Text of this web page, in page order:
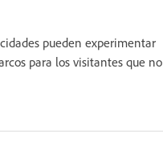
pueden experimentar
para los visitantes que no